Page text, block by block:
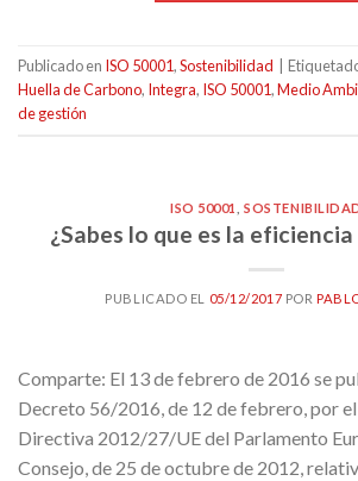
Publicado en ISO 50001,Sostenibilidad
Huella de Carbono, Integra, ISO 50001,Medio
de gestión
ISO 50001 ,
¿Sabes lo que es la
PUBLICADO EL 05/12/2017 POR
Comparte: El 13 de febrero de 2016 se
Decreto 56/2016, de 12 de febrero, por el
Directiva 2012/27/UE del Parlamento
Consejo, de 25 de octubre de 2012,